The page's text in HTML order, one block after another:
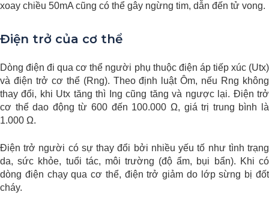
xoay chiều 50mA cũng có thể gây ngừng tim, dẫn đến tử vong.
Điện trở của cơ thể
Dòng điện đi qua cơ thể người phụ thuộc điện áp tiếp xúc (Utx)
và điện trở cơ thể (Rng). Theo định luật Ôm, nếu Rng không
thay đổi, khi Utx tăng thì Ing cũng tăng và ngược lại. Điện trở
cơ thể dao động từ 600 đến 100.000 Ω, giá trị trung bình là
1.000 Ω.
Điện trở người có sự thay đổi bởi nhiều yếu tố như tình trạng
da, sức khỏe, tuổi tác, môi trường (độ ẩm, bụi bẩn). Khi có
dòng điện chạy qua cơ thể, điện trở giảm do lớp sừng bị đốt
cháy.